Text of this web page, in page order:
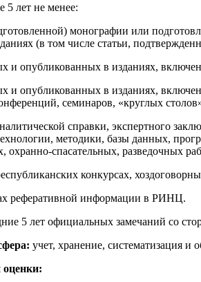
5 лет не менее:
монографии или
(в том числе статьи,
и опубликованных в изданиях,
и опубликованных в изданиях,
семинаров, «круглых
справки, экспертного
методики, базы данных,
охранно-спасательных, разведочных
конкурсах,
реферативной информации в РИНЦ.
5 лет официальных замечаний со
учет, хранение, систематизация
оценки: